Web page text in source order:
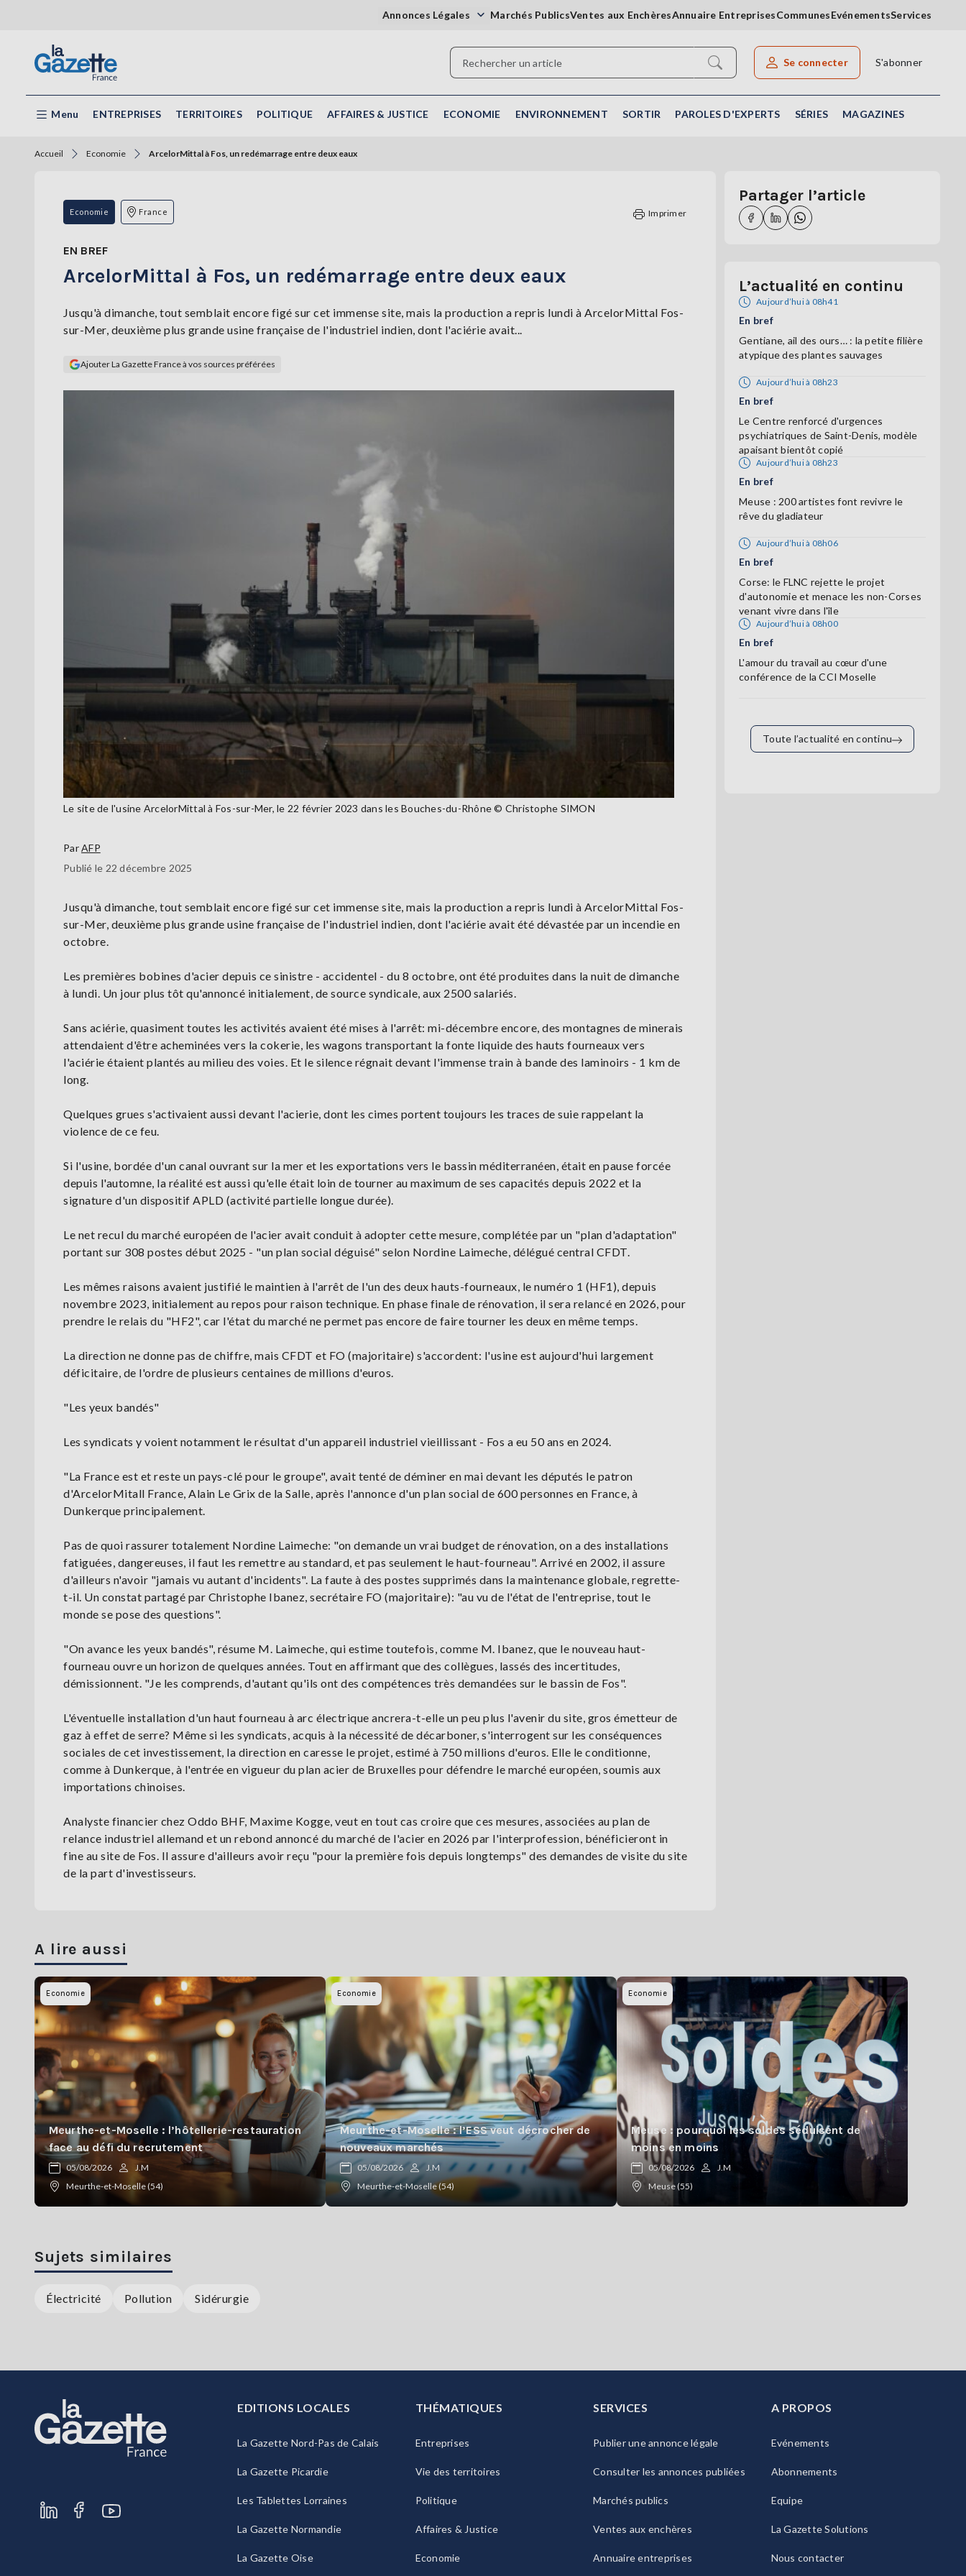
Annonces Légales Marchés PublicsVentes aux EnchèresAnnuaire EntreprisesCommunesEvénementsServices
Rechercher un article
Se connecter S'abonner
Menu ENTREPRISES TERRITOIRES POLITIQUE AFFAIRES & JUSTICE ECONOMIE ENVIRONNEMENT SORTIR PAROLES D'EXPERTS SÉRIES MAGAZINES
Accueil Economie ArcelorMittal à Fos, un redémarrage entre deux eaux
Economie France Imprimer
EN BREF
ArcelorMittal à Fos, un redémarrage entre deux eaux
Jusqu'à dimanche, tout semblait encore figé sur cet immense site, mais la production a repris lundi à ArcelorMittal Fos-
sur-Mer, deuxième plus grande usine française de l'industriel indien, dont l'aciérie avait...
Ajouter La Gazette France à vos sources préférées
Le site de l'usine ArcelorMittal à Fos-sur-Mer, le 22 février 2023 dans les Bouches-du-Rhône © Christophe SIMON
ParAFP
Publié le 22 décembre 2025
Jusqu'à dimanche, tout semblait encore figé sur cet immense site, mais la production a repris lundi à ArcelorMittal Fos-
sur-Mer, deuxième plus grande usine française de l'industriel indien, dont l'aciérie avait été dévastée par un incendie en
octobre.
Les premières bobines d'acier depuis ce sinistre - accidentel - du 8 octobre, ont été produites dans la nuit de dimanche
à lundi. Un jour plus tôt qu'annoncé initialement, de source syndicale, aux 2500 salariés.
Sans aciérie, quasiment toutes les activités avaient été mises à l'arrêt: mi-décembre encore, des montagnes de minerais
attendaient d'être acheminées vers la cokerie, les wagons transportant la fonte liquide des hauts fourneaux vers
l'aciérie étaient plantés au milieu des voies. Et le silence régnait devant l'immense train à bande des laminoirs - 1 km de
long.
Quelques grues s'activaient aussi devant l'acierie, dont les cimes portent toujours les traces de suie rappelant la
violence de ce feu.
Si l'usine, bordée d'un canal ouvrant sur la mer et les exportations vers le bassin méditerranéen, était en pause forcée
depuis l'automne, la réalité est aussi qu'elle était loin de tourner au maximum de ses capacités depuis 2022 et la
signature d'un dispositif APLD (activité partielle longue durée).
Le net recul du marché européen de l'acier avait conduit à adopter cette mesure, complétée par un "plan d'adaptation"
portant sur 308 postes début 2025 - "un plan social déguisé" selon Nordine Laimeche, délégué central CFDT.
Les mêmes raisons avaient justifié le maintien à l'arrêt de l'un des deux hauts-fourneaux, le numéro 1 (HF1), depuis
novembre 2023, initialement au repos pour raison technique. En phase finale de rénovation, il sera relancé en 2026, pour
prendre le relais du "HF2", car l'état du marché ne permet pas encore de faire tourner les deux en même temps.
La direction ne donne pas de chiffre, mais CFDT et FO (majoritaire) s'accordent: l'usine est aujourd'hui largement
déficitaire, de l'ordre de plusieurs centaines de millions d'euros.
"Les yeux bandés"
Les syndicats y voient notamment le résultat d'un appareil industriel vieillissant - Fos a eu 50 ans en 2024.
"La France est et reste un pays-clé pour le groupe", avait tenté de déminer en mai devant les députés le patron
d'ArcelorMitall France, Alain Le Grix de la Salle, après l'annonce d'un plan social de 600 personnes en France, à
Dunkerque principalement.
Pas de quoi rassurer totalement Nordine Laimeche: "on demande un vrai budget de rénovation, on a des installations
fatiguées, dangereuses, il faut les remettre au standard, et pas seulement le haut-fourneau". Arrivé en 2002, il assure
d'ailleurs n'avoir "jamais vu autant d'incidents". La faute à des postes supprimés dans la maintenance globale, regrette-
t-il. Un constat partagé par Christophe Ibanez, secrétaire FO (majoritaire): "au vu de l'état de l'entreprise, tout le
monde se pose des questions".
"On avance les yeux bandés", résume M. Laimeche, qui estime toutefois, comme M. Ibanez, que le nouveau haut-
fourneau ouvre un horizon de quelques années. Tout en affirmant que des collègues, lassés des incertitudes,
démissionnent. "Je les comprends, d'autant qu'ils ont des compétences très demandées sur le bassin de Fos".
L'éventuelle installation d'un haut fourneau à arc électrique ancrera-t-elle un peu plus l'avenir du site, gros émetteur de
gaz à effet de serre? Même si les syndicats, acquis à la nécessité de décarboner, s'interrogent sur les conséquences
sociales de cet investissement, la direction en caresse le projet, estimé à 750 millions d'euros. Elle le conditionne,
comme à Dunkerque, à l'entrée en vigueur du plan acier de Bruxelles pour défendre le marché européen, soumis aux
importations chinoises.
Analyste financier chez Oddo BHF, Maxime Kogge, veut en tout cas croire que ces mesures, associées au plan de
relance industriel allemand et un rebond annoncé du marché de l'acier en 2026 par l'interprofession, bénéficieront in
fine au site de Fos. Il assure d'ailleurs avoir reçu "pour la première fois depuis longtemps" des demandes de visite du site
de la part d'investisseurs.
Partager l’article
L’actualité en continu
Aujourd’hui à 08h41
En bref
Gentiane, ail des ours… : la petite filière
atypique des plantes sauvages
Aujourd’hui à 08h23
En bref
Le Centre renforcé d'urgences
psychiatriques de Saint-Denis, modèle
apaisant bientôt copié
Aujourd’hui à 08h23
En bref
Meuse : 200 artistes font revivre le
rêve du gladiateur
Aujourd’hui à 08h06
En bref
Corse: le FLNC rejette le projet
d'autonomie et menace les non-Corses
venant vivre dans l'île
Aujourd’hui à 08h00
En bref
L'amour du travail au cœur d'une
conférence de la CCI Moselle
Toute l’actualité en continu
A lire aussi
Economie
Meurthe-et-Moselle : l’hôtellerie-restauration
face au défi du recrutement
05/08/2026
J.M
Meurthe-et-Moselle (54)
Economie
Meurthe-et-Moselle : l’ESS veut décrocher de
nouveaux marchés
05/08/2026
J.M
Meurthe-et-Moselle (54)
Economie
Meuse : pourquoi les soldes séduisent de
moins en moins
05/08/2026
J.M
Meuse (55)
Sujets similaires
Électricité Pollution Sidérurgie
EDITIONS LOCALES
La Gazette Nord-Pas de Calais
La Gazette Picardie
Les Tablettes Lorraines
La Gazette Normandie
La Gazette Oise
THÉMATIQUES
Entreprises
Vie des territoires
Politique
Affaires & Justice
Economie
SERVICES
Publier une annonce légale
Consulter les annonces publiées
Marchés publics
Ventes aux enchères
Annuaire entreprises
A PROPOS
Evénements
Abonnements
Equipe
La Gazette Solutions
Nous contacter